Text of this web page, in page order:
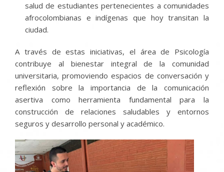
salud de estudiantes pertenecientes a comunidades
afrocolombianas e indígenas que hoy transitan la
ciudad.
A través de estas iniciativas, el área de Psicología
contribuye al bienestar integral de la comunidad
universitaria, promoviendo espacios de conversación y
reflexión sobre la importancia de la comunicación
asertiva como herramienta fundamental para la
construcción de relaciones saludables y entornos
seguros y desarrollo personal y académico.